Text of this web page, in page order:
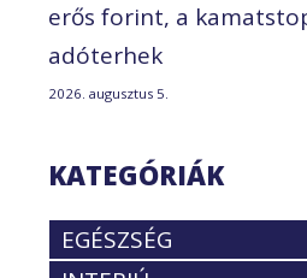
erős forint, a
adóterhek
2026. augusztus 5.
KATEGÓRIÁK
EGÉSZSÉG